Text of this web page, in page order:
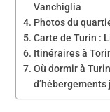
Vanchiglia
Photos du
Carte de Turin :
Itinéraires à
Où dormir à